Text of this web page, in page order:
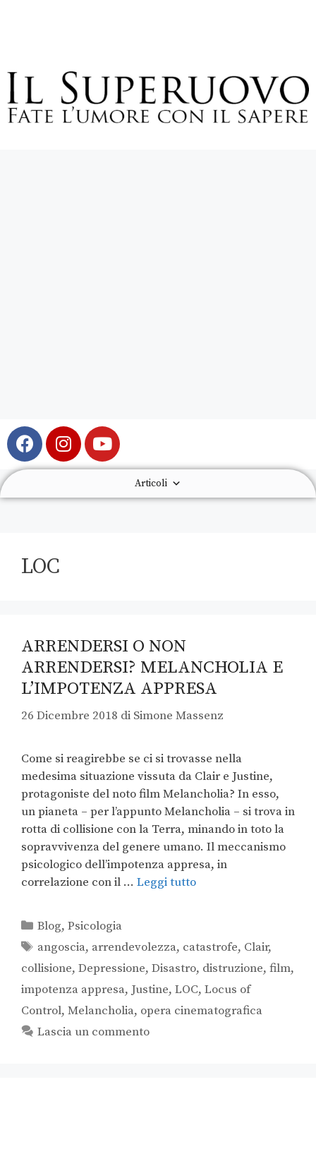
Articoli
LOC
ARRENDERSI O NON
ARRENDERSI? MELANCHOLIA E
L’IMPOTENZA APPRESA
26 Dicembre 2018 di Simone Massenz
Come si reagirebbe se ci si trovasse nella
medesima situazione vissuta da Clair e Justine,
protagoniste del noto film Melancholia? In esso,
un pianeta – per l’appunto Melancholia – si trova in
rotta di collisione con la Terra, minando in toto la
sopravvivenza del genere umano. Il meccanismo
psicologico dell’impotenza appresa, in
correlazione con il … Leggi tutto
Blog,Psicologia
angoscia, arrendevolezza, catastrofe, Clair,
collisione, Depressione, Disastro, distruzione, film,
impotenza appresa,Justine, LOC, Locus of
Control, Melancholia, opera cinematografica
Lascia un commento